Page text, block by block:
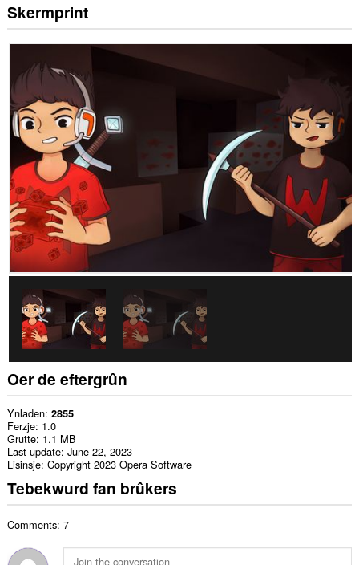
Skermprint
Oer de eftergrûn
Ynladen 2855
Ferzje 1.0
Grutte 1.1 MB
Last update June 22, 2023
Lisinsje Copyright 2023 Opera Software
Tebekwurd fan brûkers
Comments: 7